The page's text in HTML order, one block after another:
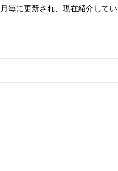
毎に更新され、現在紹介して